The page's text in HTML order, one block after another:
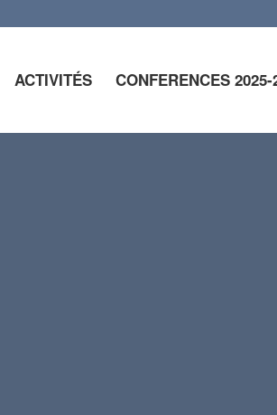
ACTIVITÉS CONFERENCES 2025-